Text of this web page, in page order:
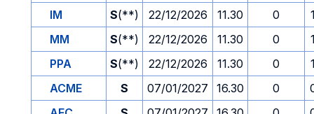
IM
S(**) 22/12/2026 11.30 0
MM
S(**) 22/12/2026 11.30 0
PPA
S(**) 22/12/2026 11.30 0
ACME
S 07/01/2027 16.30 0